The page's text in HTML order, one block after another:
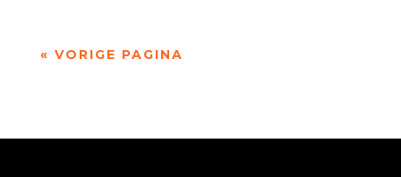
« VORIGE PAGINA